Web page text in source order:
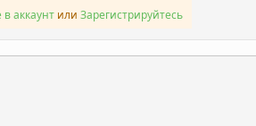
аккаунт или Зарегистрируйтесь
почта